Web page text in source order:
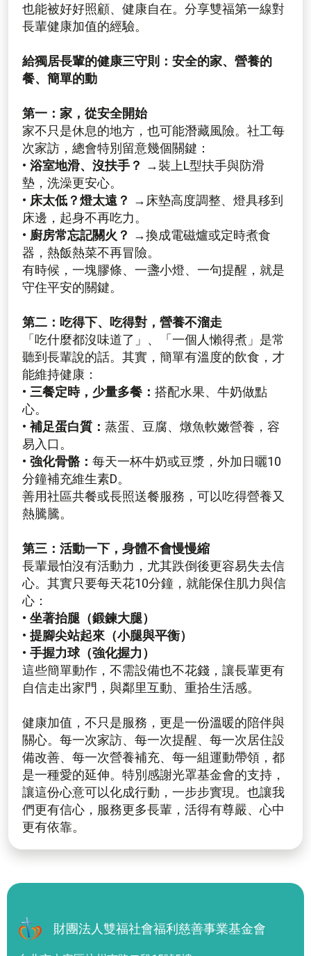
也能被好好照顧、健康自在。分享雙福第一線對
長輩健康加值的經驗。
給獨居長輩的健康三守則：安全的家、營養的
餐、簡單的動
第一：家，從安全開始
家不只是休息的地方，也可能潛藏風險。社工每
次家訪，總會特別留意幾個關鍵：
• 浴室地滑、沒扶手？ →裝上L型扶手與防滑
墊，洗澡更安心。
• 床太低？燈太遠？ →床墊高度調整、燈具移到
床邊，起身不再吃力。
• 廚房常忘記關火？ →換成電磁爐或定時煮食
器，熱飯熱菜不再冒險。
有時候，一塊膠條、一盞小燈、一句提醒，就是
守住平安的關鍵。
第二：吃得下、吃得對，營養不溜走
「吃什麼都沒味道了」、「一個人懶得煮」是常
聽到長輩說的話。其實，簡單有溫度的飲食，才
能維持健康：
• 三餐定時，少量多餐： 搭配水果、牛奶做點
心。
• 補足蛋白質： 蒸蛋、豆腐、燉魚軟嫩營養，容
易入口。
• 強化骨骼： 每天一杯牛奶或豆漿，外加日曬10
分鐘補充維生素D。
善用社區共餐或長照送餐服務，可以吃得營養又
熱騰騰。
第三：活動一下，身體不會慢慢縮
長輩最怕沒有活動力，尤其跌倒後更容易失去信
心。其實只要每天花10分鐘，就能保住肌力與信
心：
• 坐著抬腿（鍛鍊大腿）
• 提腳尖站起來（小腿與平衡）
• 手握力球（強化握力）
這些簡單動作，不需設備也不花錢，讓長輩更有
自信走出家門，與鄰里互動、重拾生活感。
健康加值，不只是服務，更是一份溫暖的陪伴與
關心。每一次家訪、每一次提醒、每一次居住設
備改善、每一次營養補充、每一組運動帶領，都
是一種愛的延伸。特別感謝光罩基金會的支持，
讓這份心意可以化成行動，一步步實現。也讓我
們更有信心，服務更多長輩，活得有尊嚴、心中
更有依靠。
財團法人雙福社會福利慈善事業基金會